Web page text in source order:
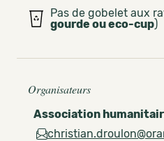
Pas de gobelet aux
gourde ou eco-cup)
Organisateurs
Association